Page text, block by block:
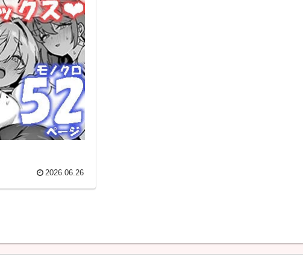
2026.06.26